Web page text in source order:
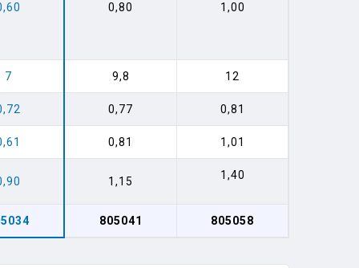
805041 805058
0,80 1,00
7 9,8 12
0,77 0,81
0,81 1,01
1,15 1,40